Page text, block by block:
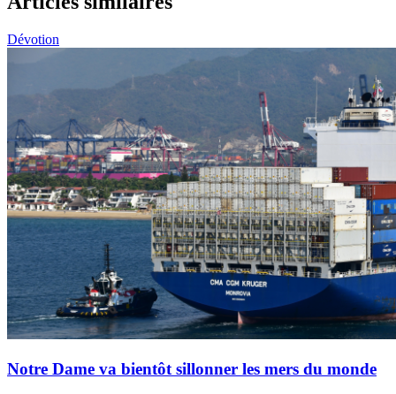
Dévotion
Notre Dame va bientôt sillonner les mers du monde